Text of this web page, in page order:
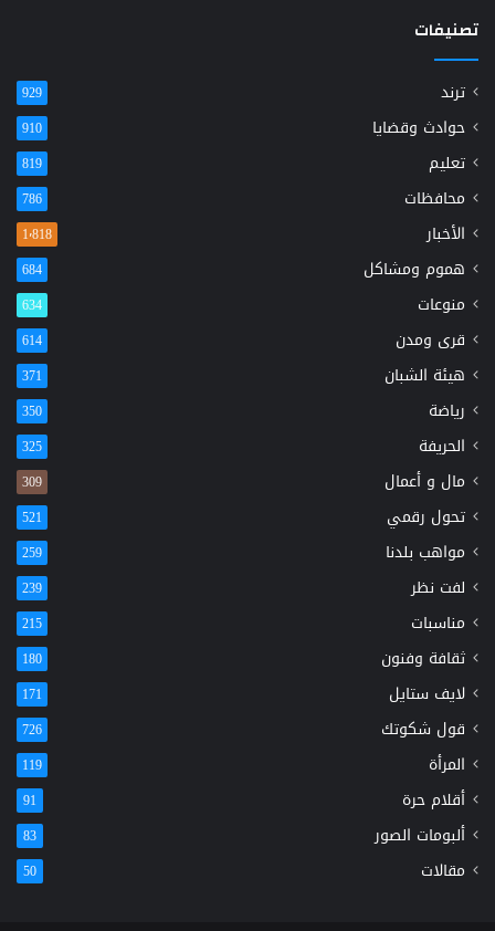
تصنيفات
ترند 929
حوادث وقضايا 910
تعليم 819
محافظات 786
الأخبار 1٬818
هموم ومشاكل 684
منوعات 634
قرى ومدن 614
هيئة الشبان 371
رياضة 350
الحريفة 325
مال و أعمال 309
تحول رقمي 521
مواهب بلدنا 259
لفت نظر 239
مناسبات 215
ثقافة وفنون 180
لايف ستايل 171
قول شكوتك 726
المرأة 119
أقلام حرة 91
ألبومات الصور 83
مقالات 50